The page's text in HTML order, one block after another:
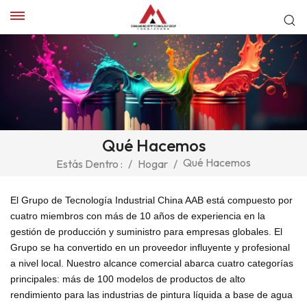
Qué Hacemos
Estás Dentro : / Hogar / Qué Hacemos
El Grupo de Tecnología Industrial China AAB está compuesto por
cuatro miembros con más de 10 años de experiencia en la
gestión de producción y suministro para empresas globales. El
Grupo se ha convertido en un proveedor influyente y profesional
a nivel local. Nuestro alcance comercial abarca cuatro categorías
principales: más de 100 modelos de productos de alto
rendimiento para las industrias de pintura líquida a base de agua